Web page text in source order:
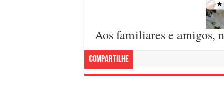
Aos familiares e amigos,
Compartilhe